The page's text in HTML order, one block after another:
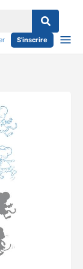
S'inscrire